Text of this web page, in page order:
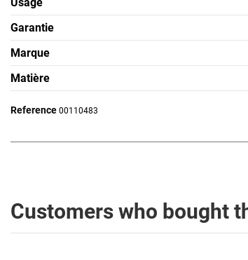
Garantie
Marque
Matière
Reference 00110483
Customers who bought